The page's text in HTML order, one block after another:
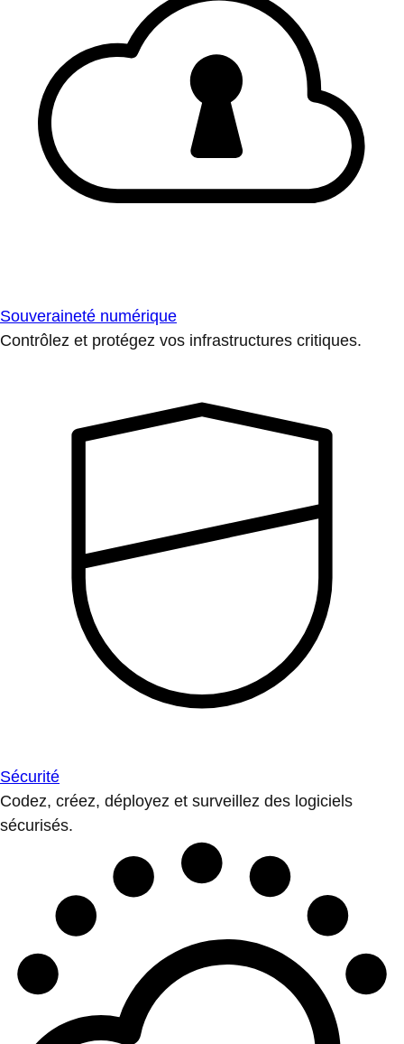
Souveraineté numérique
Contrôlez et protégez vos infrastructures critiques.
Sécurité
Codez, créez, déployez et surveillez des logiciels
sécurisés.